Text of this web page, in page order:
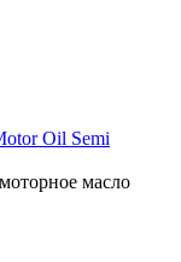
Oil Semi
масло